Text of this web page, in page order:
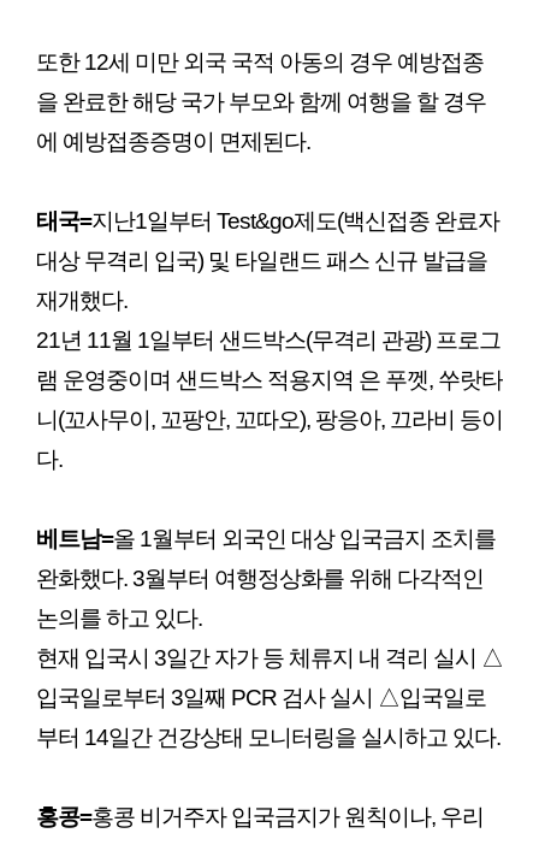
또한 12세 미만 외국 국적 아동의 경우 예방접종
을 완료한 해당 국가 부모와 함께 여행을 할 경우
에 예방접종증명이 면제된다.
태국=지난1일부터 Test&go제도(백신접종 완료자
대상 무격리 입국) 및 타일랜드 패스 신규 발급을
재개했다.
21년 11월 1일부터 샌드박스(무격리 관광) 프로그
램 운영중이며 샌드박스 적용지역 은 푸껫, 쑤랏타
니(꼬사무이, 꼬팡안, 꼬따오), 팡응아, 끄라비 등이
다.
베트남=올 1월부터 외국인 대상 입국금지 조치를
완화했다. 3월부터 여행정상화를 위해 다각적인
논의를 하고 있다.
현재 입국시 3일간 자가 등 체류지 내 격리 실시 △
입국일로부터 3일째 PCR 검사 실시 △입국일로
부터 14일간 건강상태 모니터링을 실시하고 있다.
홍콩=홍콩 비거주자 입국금지가 원칙이나, 우리